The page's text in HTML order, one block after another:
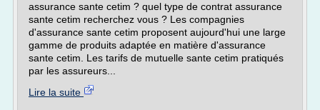
assurance sante cetim ? quel type de contrat assurance
sante cetim recherchez vous ? Les compagnies
d'assurance sante cetim proposent aujourd'hui une large
gamme de produits adaptée en matière d'assurance
sante cetim. Les tarifs de mutuelle sante cetim pratiqués
par les assureurs...
Lire la suite